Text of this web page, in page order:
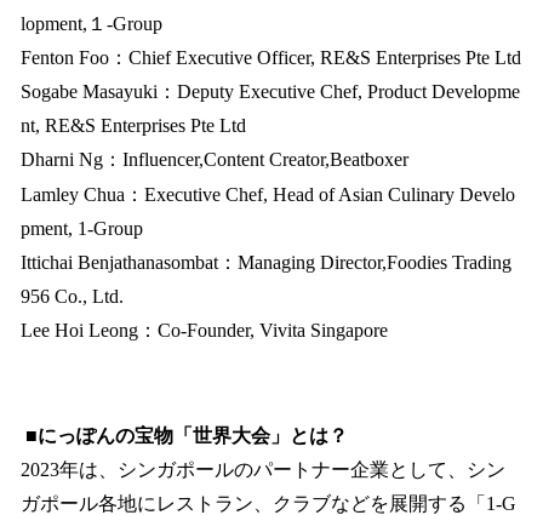
lopment,１-Group
Fenton Foo：Chief Executive Officer, RE&S Enterprises Pte Ltd
Sogabe Masayuki：Deputy Executive Chef, Product Developme
nt, RE&S Enterprises Pte Ltd
Dharni Ng：Influencer,Content Creator,Beatboxer
Lamley Chua：Executive Chef, Head of Asian Culinary Develo
pment, 1-Group
Ittichai Benjathanasombat：Managing Director,Foodies Trading
956 Co., Ltd.
Lee Hoi Leong：Co-Founder, Vivita Singapore
■にっぽんの宝物「世界大会」とは？
2023年は、シンガポールのパートナー企業として、シン
ガポール各地にレストラン、クラブなどを展開する「1-G